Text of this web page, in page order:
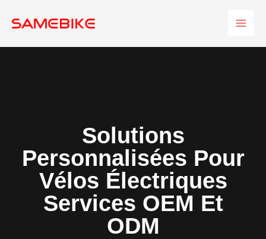
Solutions
Personnalisées Pour
Vélos Électriques
Services OEM Et
ODM